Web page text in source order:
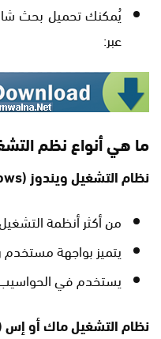
عبر:
ما هي أنواع نظم
نظام التشغيل ويندوز(Windows):
من أكثر أنظمة
يتميز بواجهة
يستخدم في
نظام التشغيل ماك أو إس